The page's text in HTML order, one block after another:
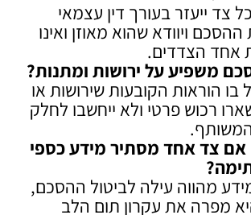
צד ייעזר בעורך דין עצמאי
ויוודא שהוא מאוזן ואינו
אחד הצדדים.
משפיע על ירושות ומתנות?
בו הוראות הקובעות שירושות או
רכוש פרטי ולא ייחשבו לחלק
אם צד אחד מסתיר מידע כספי
?
מהווה עילה לביטול ההסכם,
מפרה את עקרון תום הלב